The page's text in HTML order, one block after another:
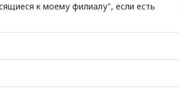
к моему филиалу", если есть